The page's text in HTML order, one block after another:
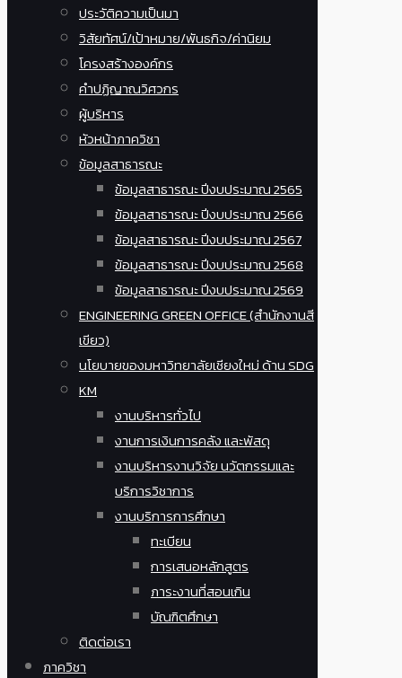
ประวัติความเป็นมา
วิสัยทัศน์/เป้าหมาย/พันธกิจ/ค่านิยม
โครงสร้างองค์กร
คำปฏิญาณวิศวกร
ผู้บริหาร
หัวหน้าภาควิชา
ข้อมูลสาธารณะ
ข้อมูลสาธารณะ ปีงบประมาณ 2565
ข้อมูลสาธารณะ ปีงบประมาณ 2566
ข้อมูลสาธารณะ ปีงบประมาณ 2567
ข้อมูลสาธารณะ ปีงบประมาณ 2568
ข้อมูลสาธารณะ ปีงบประมาณ 2569
ENGINEERING GREEN OFFICE (สำนักงานสี
เขียว)
นโยบายของมหาวิทยาลัยเชียงใหม่ ด้าน SDG
KM
งานบริหารทั่วไป
งานการเงินการคลัง และพัสดุ
งานบริหารงานวิจัย นวัตกรรมและ
บริการวิชาการ
งานบริการการศึกษา
ทะเบียน
การเสนอหลักสูตร
ภาระงานที่สอนเกิน
บัณฑิตศึกษา
ติดต่อเรา
ภาควิชา